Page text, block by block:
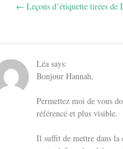
navigation
← Leçons d’étiquette tirées de
Léa says:
Bonjour Hannah,
Permettez moi de vous
référencé et plus visible.
Il suffit de mettre dans la